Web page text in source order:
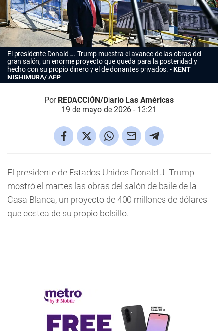
El presidente Donald J. Trump muestra el avance de las obras del
gran salón, un enorme proyecto que queda para la posteridad y
hecho con su propio dinero y el de donantes privados.
KENT
NISHIMURA/ AFP
Por REDACCIÓN/Diario Las Américas
19 de mayo de 2026 - 13:21
El presidente de Estados Unidos Donald J. Trump
mostró el martes las obras del salón de baile de la
Casa Blanca, un proyecto de 400 millones de dólares
que costea de su propio bolsillo.